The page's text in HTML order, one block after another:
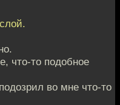
что-то подобное
во мне что-то